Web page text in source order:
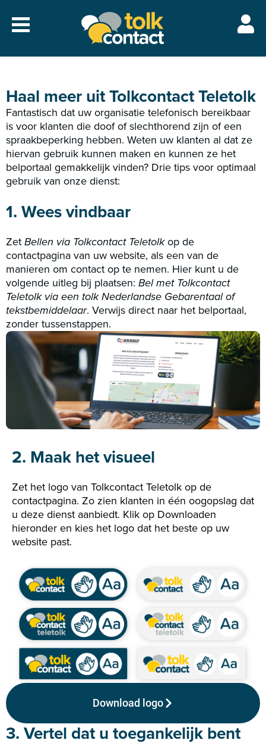
Naar
menu
Haal meer uit Tolkcontact Teletolk
Fantastisch dat uw organisatie telefonisch bereikbaar
is voor klanten die doof of slechthorend zijn of een
spraakbeperking hebben. Weten uw klanten al dat ze
hiervan gebruik kunnen maken en kunnen ze het
belportaal gemakkelijk vinden? Drie tips voor optimaal
gebruik van onze dienst:
1. Wees vindbaar
ZetBellen via Tolkcontact Teletolkop de
contactpagina van uw website, als een van de
manieren om contact op te nemen. Hier kunt u de
volgende uitleg bij plaatsen: Bel met Tolkcontact
Teletolk via een tolk Nederlandse Gebarentaal of
tekstbemiddelaar. Verwijs direct naar het belportaal,
zonder tussenstappen.
2. Maak het visueel
Zet het logo van Tolkcontact Teletolk op de
contactpagina. Zo zien klanten in één oogopslag dat
u deze dienst aanbiedt. Klik op Downloaden
hieronder en kies het logo dat het beste op uw
website past.
Download logo
3. Vertel dat u toegankelijk bent